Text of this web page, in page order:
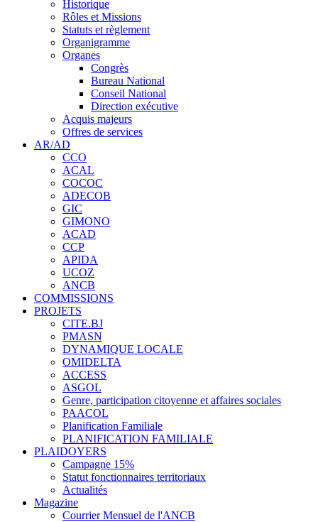
Historique
Rôles et Missions
Statuts et règlement
Organigramme
Organes
Congrès
Bureau National
Conseil National
Direction exécutive
Acquis majeurs
Offres de services
AR/AD
CCO
ACAL
COCOC
ADECOB
GIC
GIMONO
ACAD
CCP
APIDA
UCOZ
ANCB
COMMISSIONS
PROJETS
CITE.BJ
PMASN
DYNAMIQUE LOCALE
OMIDELTA
ACCESS
ASGOL
Genre, participation citoyenne et affaires sociales
PAACOL
Planification Familiale
PLANIFICATION FAMILIALE
PLAIDOYERS
Campagne 15%
Statut fonctionnaires territoriaux
Actualités
Magazine
Courrier Mensuel de l'ANCB